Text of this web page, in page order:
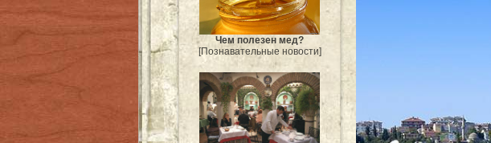
Чем полезен мед?
[Познавательные новости]